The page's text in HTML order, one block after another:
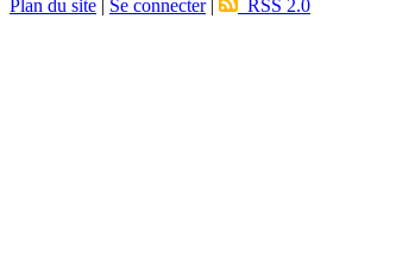
Plan du site Se connecter| RSS 2.0